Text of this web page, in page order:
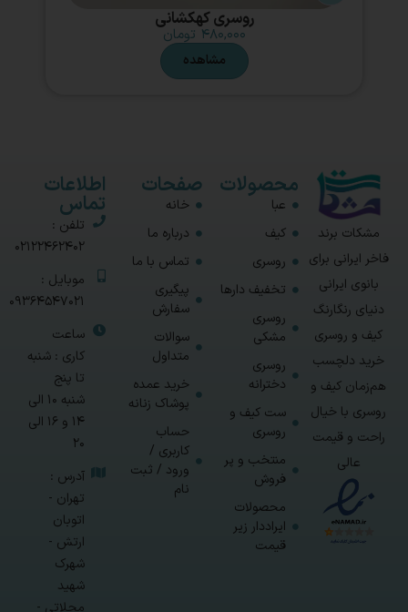
روسری کهکشانی
۴۸۰,۰۰۰ تومان
مشاهده
مشکات برند
فاخر ایرانی برای
بانوی ایرانی
دنیای رنگارنگ
کیف و روسری
خرید دلچسب
هم‌زمان کیف و
روسری با خیال
راحت و قیمت
عالی
محصولات
عبا
کیف
روسری
تخفیف دارها
روسری
مشکی
روسری
دخترانه
ست کیف و
روسری
منتخب و پر
فروش
محصولات
ایراددار زیر
قیمت
صفحات
خانه
درباره ما
تماس با ما
پیگیری
سفارش
سوالات
متداول
خرید عمده
پوشاک زنانه
حساب
کاربری /
ورود / ثبت
نام
اطلاعات
تماس
تلفن :
02122462402
موبایل :
09364547021
ساعت
کاری : شنبه
تا پنج
شنبه 10 الی
14 و 16 الی
20
آدرس :
تهران -
اتوبان
ارتش -
شهرک
شهید